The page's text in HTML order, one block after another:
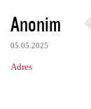
Anonim
05.05.2025
Adres